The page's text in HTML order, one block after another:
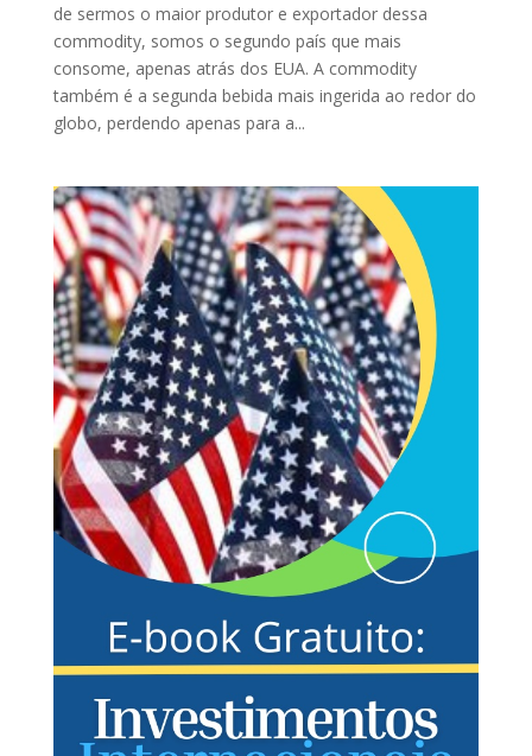
de sermos o maior produtor e exportador dessa
commodity, somos o segundo país que mais
consome, apenas atrás dos EUA. A commodity
também é a segunda bebida mais ingerida ao redor do
globo, perdendo apenas para a...